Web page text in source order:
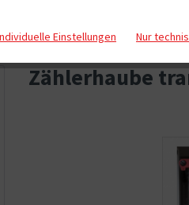
Zählerhaube
Einstellungen Nur